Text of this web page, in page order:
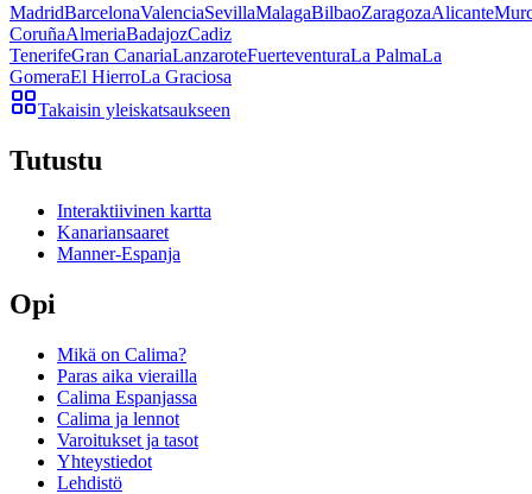
MadridBarcelonaValenciaSevillaMalagaBilbaoZaragozaAlicante
CoruñaAlmeriaBadajozCadiz
TenerifeGran CanariaLanzaroteFuerteventuraLa PalmaLa
GomeraEl HierroLa Graciosa
Takaisin yleiskatsaukseen
Tutustu
Interaktiivinen kartta
Kanariansaaret
Manner-Espanja
Opi
Mikä on Calima?
Paras aika vierailla
Calima Espanjassa
Calima ja lennot
Varoitukset ja tasot
Yhteystiedot
Lehdistö